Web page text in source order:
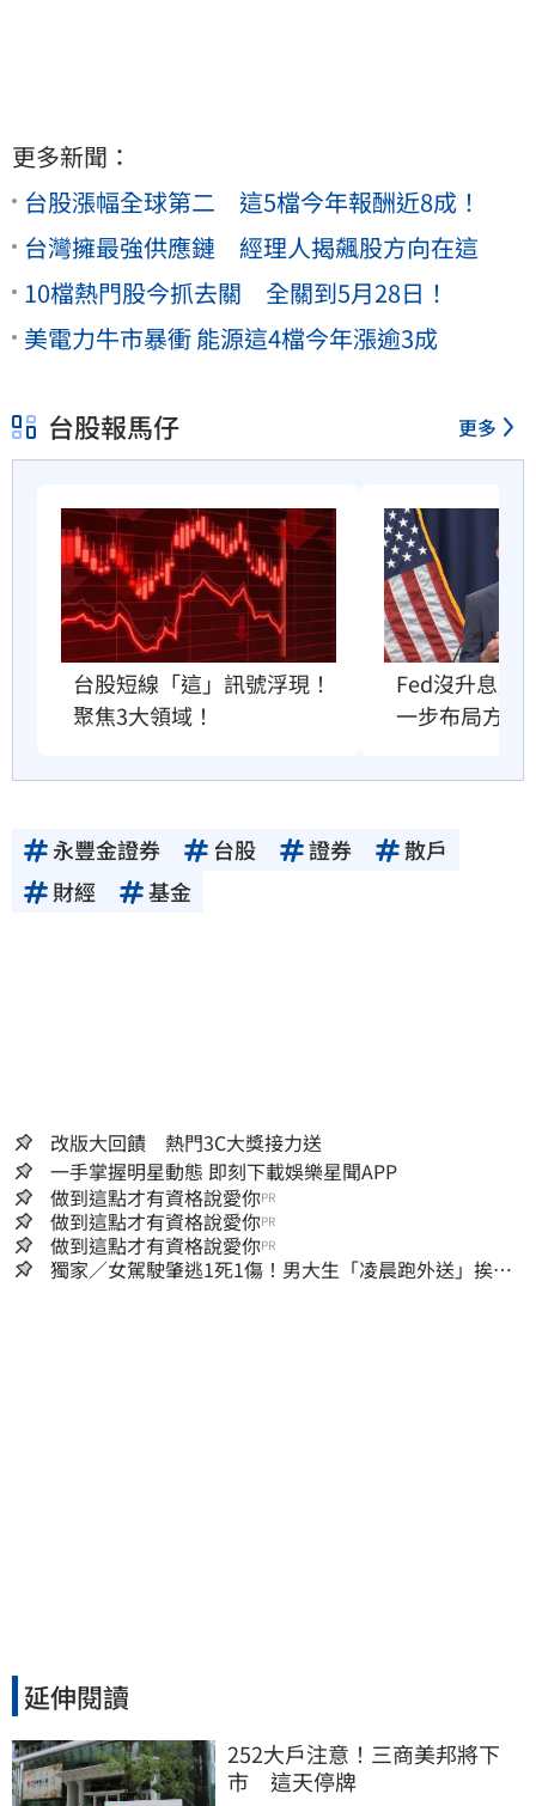
更多新聞：
台股漲幅全球第二 這5檔今年報酬近8成！
台灣擁最強供應鏈 經理人揭飆股方向在這
10檔熱門股今抓去關 全關到5月28日！
美電力牛市暴衝 能源這4檔今年漲逾3成
台股報馬仔 更多
台股短線「這」訊號浮現！
聚焦3大領域！
Fed沒升息股
一步布局方向
永豐金證券 台股 證券
散戶
財經
基金
改版大回饋 熱門3C大獎接力送
一手掌握明星動態 即刻下載娛樂星聞APP
做到這點才有資格說愛你PR
做到這點才有資格說愛你PR
做到這點才有資格說愛你PR
獨家／女駕駛肇逃1死1傷！男大生「凌晨跑外送」挨
延伸閱讀
252大戶注意！三商美邦將下
市　這天停牌